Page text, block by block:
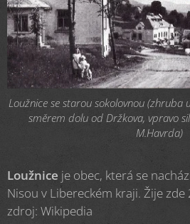
Loužnice se starou sokolovnou (zhruba
směrem dolu od Držkova, vpravo
M.Havrda)
Loužnice je obec, která se
Nisou v Libereckém kraji. Žije
zdroj: Wikipedia